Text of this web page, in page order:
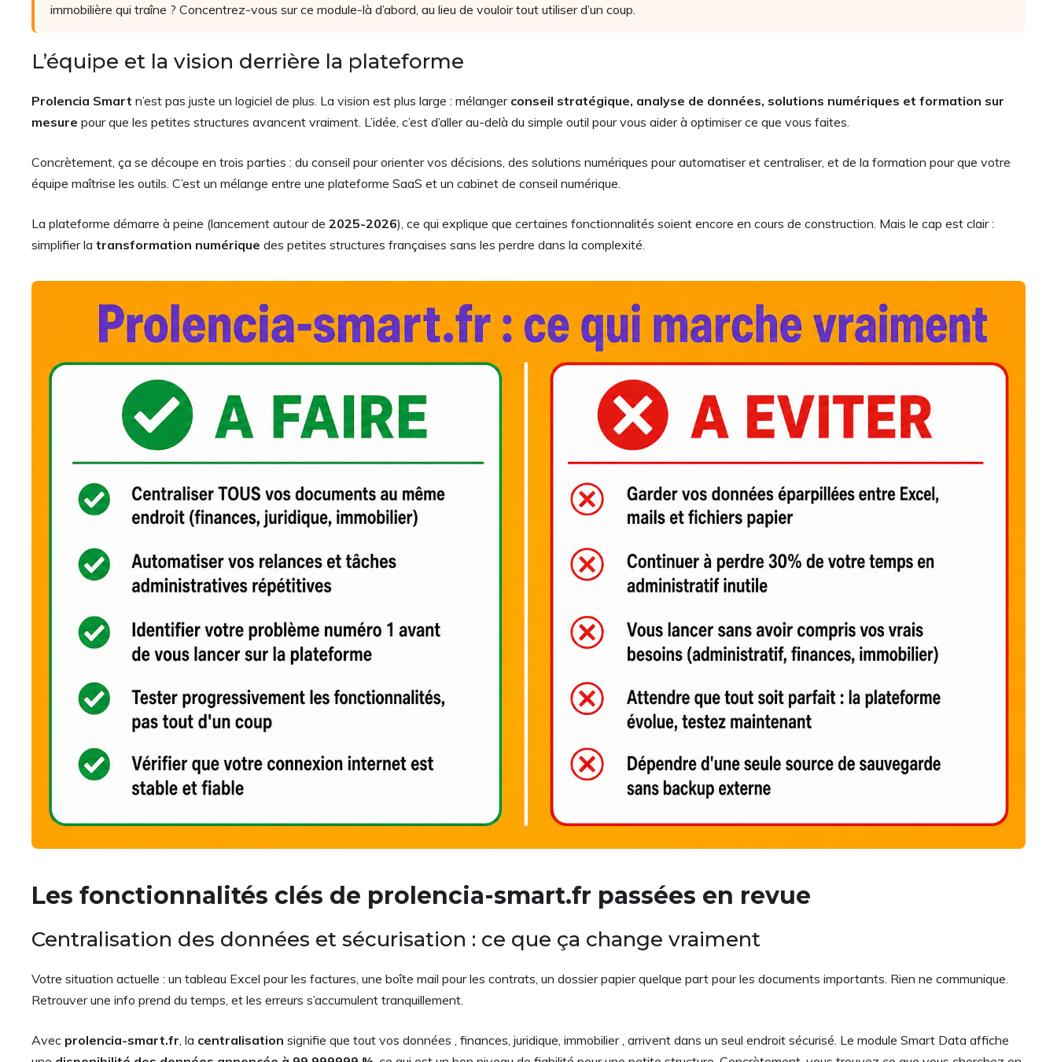
immobilière qui traîne ? Concentrez-vous sur ce module-là d’abord, au lieu de vouloir tout utiliser d’un coup.
L’équipe et la vision derrière la plateforme
Prolencia Smart n’est pas juste un logiciel de plus. La vision est plus large : mélanger conseil stratégique, analyse de données, solutions numériques et formation sur
mesure pour que les petites structures avancent vraiment. L’idée, c’est d’aller au-delà du simple outil pour vous aider à optimiser ce que vous faites.
Concrètement, ça se découpe en trois parties : du conseil pour orienter vos décisions, des solutions numériques pour automatiser et centraliser, et de la formation pour que votre
équipe maîtrise les outils. C’est un mélange entre une plateforme SaaS et un cabinet de conseil numérique.
La plateforme démarre à peine (lancement autour de 2025-2026), ce qui explique que certaines fonctionnalités soient encore en cours de construction. Mais le cap est clair :
simplifier la transformation numérique des petites structures françaises sans les perdre dans la complexité.
Les fonctionnalités clés de prolencia-smart.fr passées en revue
Centralisation des données et sécurisation : ce que ça change vraiment
Votre situation actuelle : un tableau Excel pour les factures, une boîte mail pour les contrats, un dossier papier quelque part pour les documents importants. Rien ne communique.
Retrouver une info prend du temps, et les erreurs s’accumulent tranquillement.
Avec prolencia-smart.fr, la centralisation signifie que tout vos données , finances, juridique, immobilier , arrivent dans un seul endroit sécurisé. Le module Smart Data affiche